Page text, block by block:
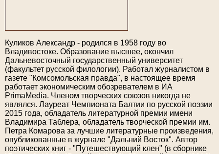
Куликов Александр - родился в 1958 году во
Владивостоке. Образование высшее, окончил
Дальневосточный государственный университет
(факультет русской филологии). Работал журналистом в
газете "Комсомольская правда", в настоящее время
работает экономическим обозревателем в ИА
PrimaMedia. Членом творческих союзов никогда не
являлся. Лауреат Чемпионата Балтии по русской поэзии
2015 года, обладатель литературной премии имени
Владимира Таблера, обладатель творческой премии им.
Петра Комарова за лучшие литературные произведения,
опубликованные в журнале "Дальний Восток". Автор
поэтических книг - "Путешествующий клен" (в сборнике